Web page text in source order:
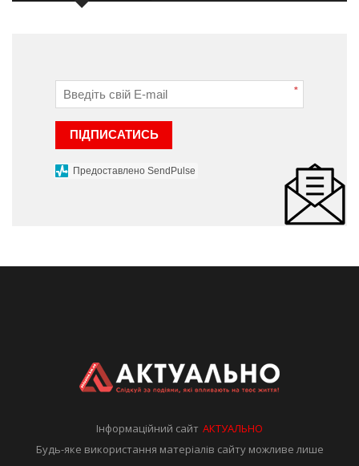
*
ПІДПИСАТИСЬ
Предоставлено SendPulse
Інформаційний сайтАКТУАЛЬНО
Будь-яке використання матеріалів сайту можливе лише